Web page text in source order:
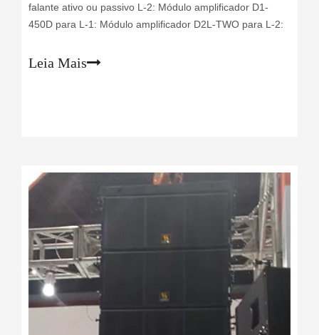
falante ativo ou passivo L-2: Módulo amplificador D1-
450D para L-1: Módulo amplificador D2L-TWO para L-2:
Leia Mais